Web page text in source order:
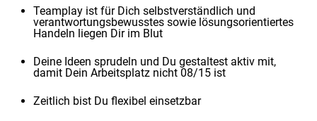
Teamplay ist für Dich selbstverständlich und
verantwortungsbewusstes sowie lösungsorientiertes
Handeln liegen Dir im Blut
Deine Ideen sprudeln und Du gestaltest aktiv mit,
damit Dein Arbeitsplatz nicht 08/15 ist
Zeitlich bist Du flexibel einsetzbar